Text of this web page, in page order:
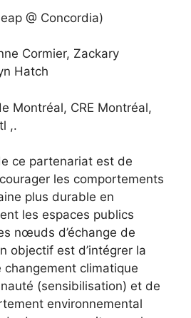
@ Concordia)
Cormier, Zackary
Hatch
Montréal, CRE Montréal,
,.
ce partenariat est de
les comportements
plus durable en
les espaces publics
nœuds d’échange de
objectif est d’intégrer la
changement climatique
(sensibilisation) et de
environnemental